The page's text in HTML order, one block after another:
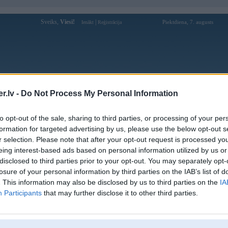
- Do Not Process My Personal Information
opt-out of the sale, sharing to third parties, or processing of your
for targeted advertising by us, please use the below opt-out
selection. Please note that after your opt-out request is processed
interest-based ads based on personal information utilized by us
to third parties prior to your opt-out. You may separately
of your personal information by third parties on the IAB’s list of
This information may also be disclosed by us to third parties on the
Participants that may further disclose it to other third parties.
Sveiks, Viesi! Ienākt Reģistrācija Piektdiena, 7. augusts
Forums Galerijas Reģistrācija Lietotāji
Lietotāja Tukums profils
Lietotājvārds:
Tukums
Ziņojumi forumā:
8
Pēdējie ziņojumi forumā